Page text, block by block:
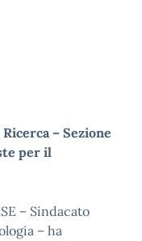
– Sezione
per il
– Sindacato
– ha